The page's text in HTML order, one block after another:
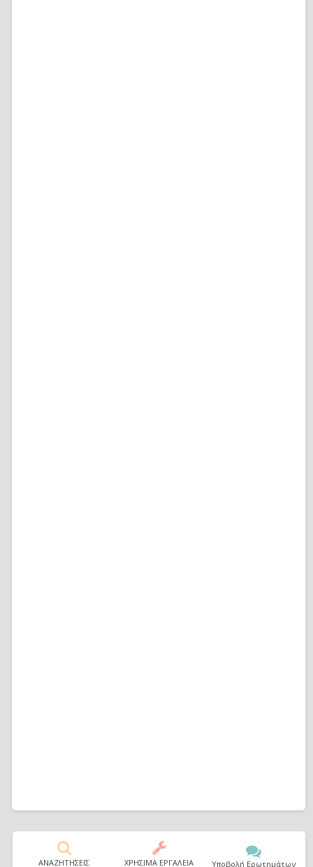
ΑΝΑΖΗΤΗΣΕΙΣ ΧΡΗΣΙΜΑ ΕΡΓΑΛΕΙΑ Υποβολή Ερωτημάτων